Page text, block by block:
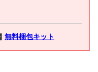
無料梱包キット